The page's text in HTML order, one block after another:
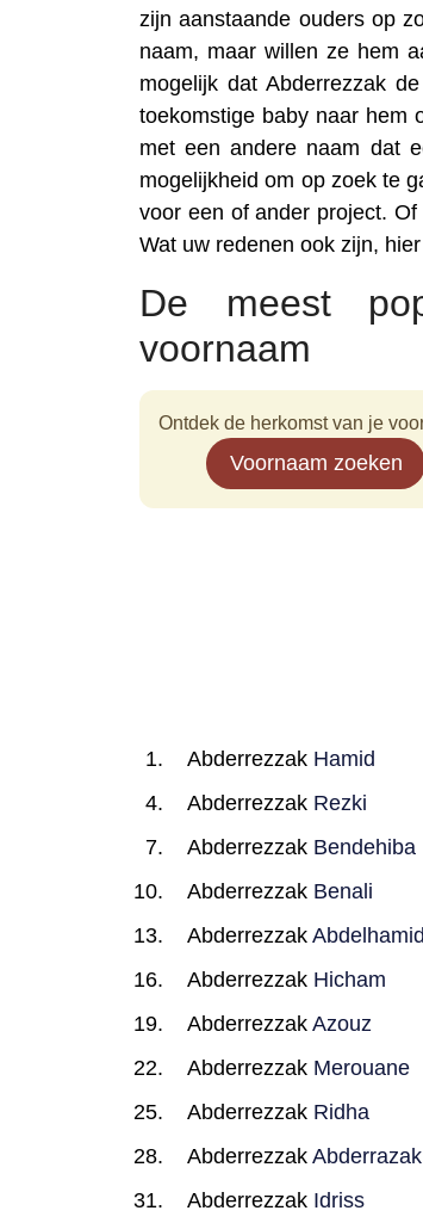
zijn aanstaande ouders op
naam, maar willen ze hem
mogelijk dat Abderrezzak
toekomstige baby naar hem
met een andere naam dat
mogelijkheid om op zoek te
voor een of ander project.
Wat uw redenen ook zijn,
De meest
voornaam
Ontdek de herkomst van je
Voornaam zoeken
Abderrezzak Hamid
Abderrezzak Rezki
Abderrezzak Bendehiba
Abderrezzak Benali
Abderrezzak Abdelhamid
Abderrezzak Hicham
Abderrezzak Azouz
Abderrezzak Merouane
Abderrezzak Ridha
Abderrezzak Abderrazak
Abderrezzak Idriss